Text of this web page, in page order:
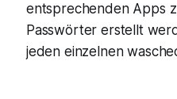
entsprechenden Apps
Passwörter erstellt
jeden einzelnen